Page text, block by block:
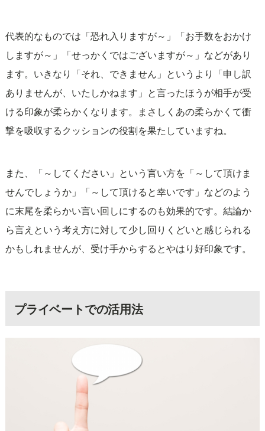
代表的なものでは「恐れ入りますが～」「お手数をおかけ
しますが～」「せっかくではございますが～」などがあり
ます。いきなり「それ、できません」というより「申し訳
ありませんが、いたしかねます」と言ったほうが相手が受
ける印象が柔らかくなります。まさしくあの柔らかくて衝
撃を吸収するクッションの役割を果たしていますね。
また、「～してください」という言い方を「～して頂けま
せんでしょうか」「～して頂けると幸いです」などのよう
に末尾を柔らかい言い回しにするのも効果的です。結論か
ら言えという考え方に対して少し回りくどいと感じられる
かもしれませんが、受け手からするとやはり好印象です。
プライベートでの活用法